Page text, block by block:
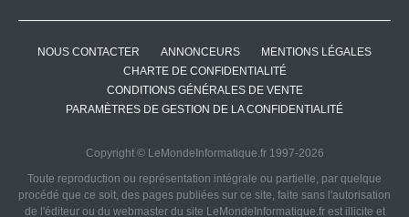
NOUS CONTACTER ANNONCEURS
MENTIONS LÉGALES
CHARTE DE CONFIDENTIALITÉ
CONDITIONS GÉNÉRALES DE VENTE
PARAMÈTRES DE GESTION DE LA CONFIDENTIALITÉ
Copyright © LeMondeInformatique.fr 1997-2026
Toute reproduction ou représentation intégrale ou partielle, par quelque
procédé que ce soit, des pages publiées sur ce site, faite sans l'autorisation
de l'éditeur ou du webmaster du site LeMondeInformatique.fr est illicite et